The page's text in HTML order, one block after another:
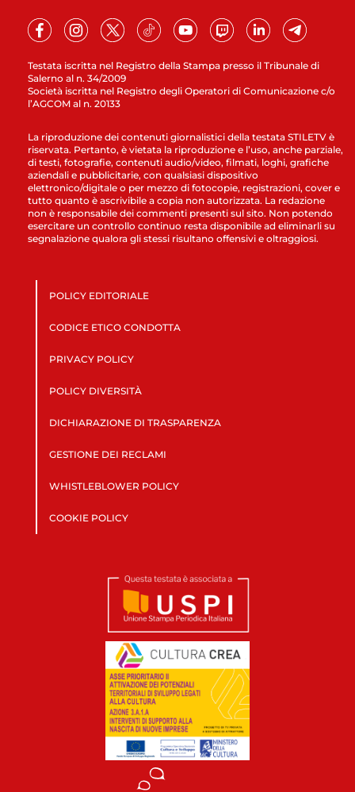
Testata iscritta nel Registro della Stampa presso il Tribunale di
Salerno al n. 34/2009
Società iscritta nel Registro degli Operatori di Comunicazione c/o
l’AGCOM al n. 20133
La riproduzione dei contenuti giornalistici della testata STILETV è
riservata. Pertanto, è vietata la riproduzione e l’uso, anche parziale,
di testi, fotografie, contenuti audio/video, filmati, loghi, grafiche
aziendali e pubblicitarie, con qualsiasi dispositivo
elettronico/digitale o per mezzo di fotocopie, registrazioni, cover e
tutto quanto è ascrivibile a copia non autorizzata. La redazione
non è responsabile dei commenti presenti sul sito. Non potendo
esercitare un controllo continuo resta disponibile ad eliminarli su
segnalazione qualora gli stessi risultano offensivi e oltraggiosi.
POLICY EDITORIALE
CODICE ETICO CONDOTTA
PRIVACY POLICY
POLICY DIVERSITÀ
DICHIARAZIONE DI TRASPARENZA
GESTIONE DEI RECLAMI
WHISTLEBLOWER POLICY
COOKIE POLICY